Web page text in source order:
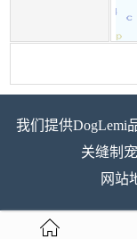
我们提供DogLemi
关缝制
网站